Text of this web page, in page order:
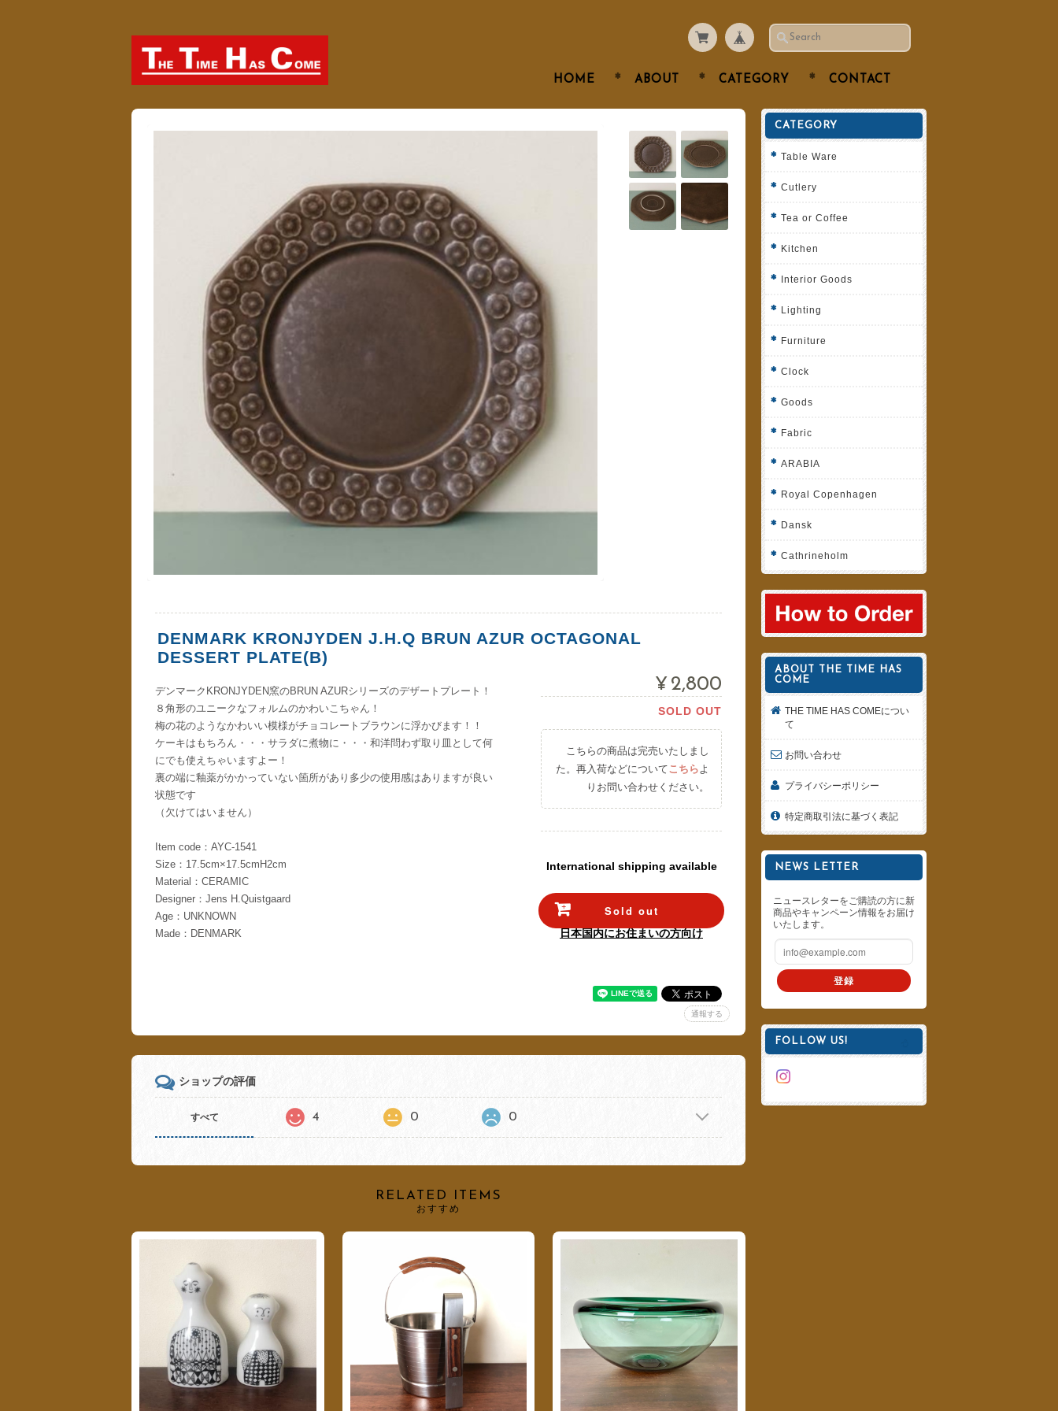
HOME ABOUT CATEGORY CONTACT
DENMARK KRONJYDEN J.H.Q BRUN AZUR OCTAGONAL
DESSERT PLATE(B)
デンマークKRONJYDEN窯のBRUN AZURシリーズのデザートプレート！
８角形のユニークなフォルムのかわいこちゃん！
梅の花のようなかわいい模様がチョコレートブラウンに浮かびます！！
ケーキはもちろん・・・サラダに煮物に・・・和洋問わず取り皿として何
にでも使えちゃいますよー！
裏の端に釉薬がかかっていない箇所があり多少の使用感はありますが良い
状態です
（欠けてはいません）
Item code：AYC-1541
Size：17.5cm×17.5cmH2cm
Material：CERAMIC
Designer：Jens H.Quistgaard
Age：UNKNOWN
Made：DENMARK
¥2,800
SOLD OUT
こちらの商品は完売いたしまし
た。再入荷などについてこちら よ
りお問い合わせください。
International shipping available
Sold out
日本国内にお住まいの方向け
通報する
ショップの評価
すべて 4 0 0
RELATED ITEMS
おすすめ
CATEGORY
Table Ware
Cutlery
Tea or Coffee
Kitchen
Interior Goods
Lighting
Furniture
Clock
Goods
Fabric
ARABIA
Royal Copenhagen
Dansk
Cathrineholm
ABOUT THE TIME HAS
COME
THE TIME HAS COMEについ
て
お問い合わせ
プライバシーポリシー
特定商取引法に基づく表記
NEWS LETTER
ニュースレターをご購読の方に新
商品やキャンペーン情報をお届け
いたします。
登録
FOLLOW US!